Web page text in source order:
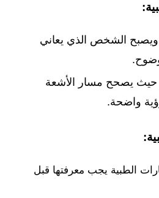
ويصبح الشخص الذي يعاني
حيث يصحح مسار الأشعة
واضحة.
الطبية يجب معرفتها قبل